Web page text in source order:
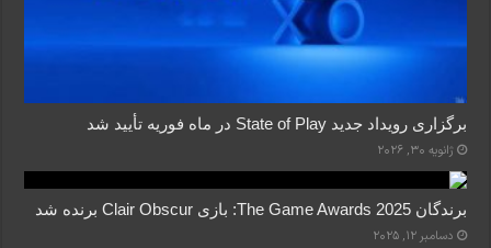
برگزاری رویداد جدید State of Play در ماه فوریه تأیید شد
ژانویه 30, 2026
برندگان The Game Awards 2025: بازی Clair Obscur برنده شد
دسامبر 12, 2025